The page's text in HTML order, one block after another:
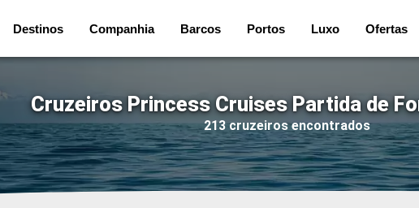
Destinos Companhia Barcos Portos Luxo Ofertas
Cruzeiros Princess Cruises Partida de
213 cruzeiros encontrados